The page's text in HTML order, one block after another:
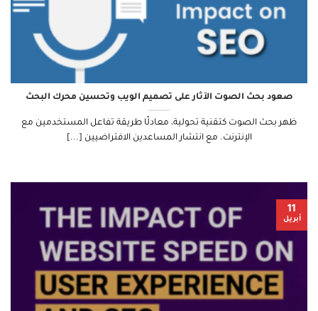
صعود بحث الصوت الآثار على تصميم الويب وتحسين محرك البحث
ظهر بحث الصوت كتقنية تحولية، معادلًا طريقة تفاعل المستخدمين مع
الإنترنت. مع انتشار المساعدين الافتراضيين [...]
11
أبريل